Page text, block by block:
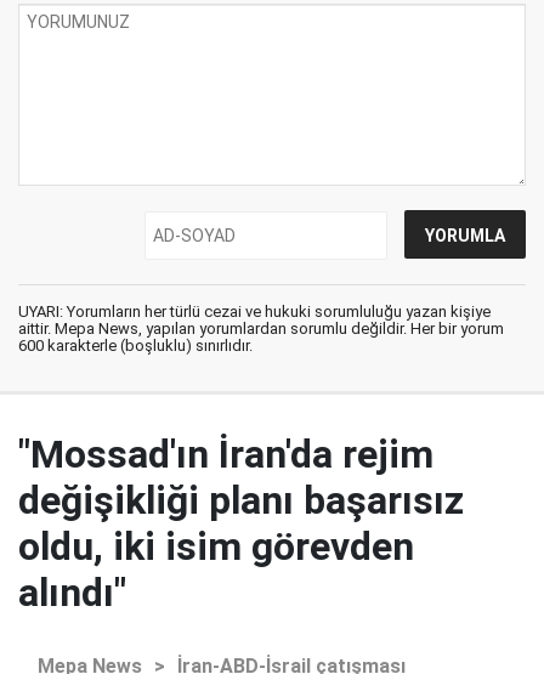
UYARI: Yorumların her türlü cezai ve hukuki sorumluluğu yazan kişiye
aittir. Mepa News, yapılan yorumlardan sorumlu değildir. Her bir yorum
600 karakterle (boşluklu) sınırlıdır.
"Mossad'ın İran'da rejim
değişikliği planı başarısız
oldu, iki isim görevden
alındı"
Mepa News > İran-ABD-İsrail çatışması